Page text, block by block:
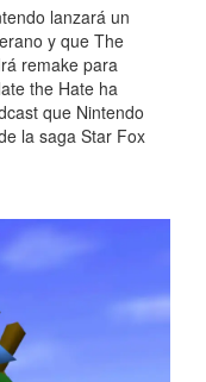
lanzará un
y que The
remake para
the Hate ha
que Nintendo
la saga Star Fox